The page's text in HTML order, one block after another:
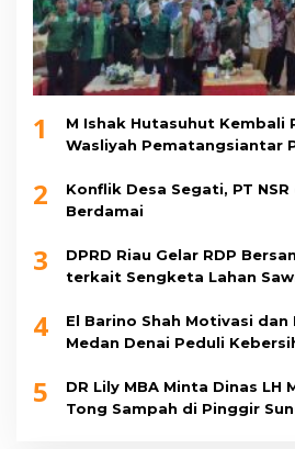
1
M Ishak Hutasuhut Kembali
Wasliyah Pematangsiantar
2
Konflik Desa Segati, PT
Berdamai
3
DPRD Riau Gelar RDP
terkait Sengketa Lahan
4
El Barino Shah Motivasi dan
Medan Denai Peduli
5
DR Lily MBA Minta Dinas LH
Tong Sampah di Pinggir